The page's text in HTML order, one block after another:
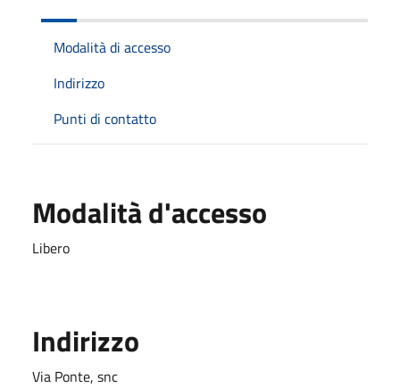
Modalità di accesso
Indirizzo
Punti di contatto
Modalità d'accesso
Libero
Indirizzo
Via Ponte, snc